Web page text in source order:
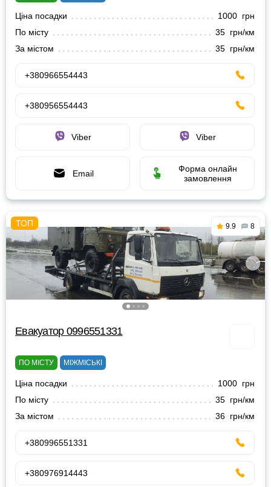
Ціна посадки
1000 грн
По місту
35 грн/км
За містом
35 грн/км
+380966554443
+380956554443
Viber Viber
Email
Форма онлайн
замовлення
9.9 8
Евакуатор 0996551331
ПО МІСТУ МІЖМІСЬКІ
Ціна посадки
1000 грн
По місту
35 грн/км
За містом
36 грн/км
+380996551331
+380976914443